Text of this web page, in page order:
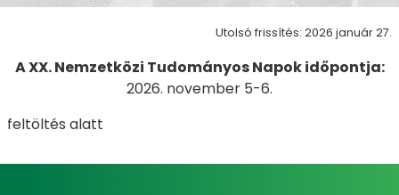
Utolsó frissítés: 2026 január 27.
A XX. Nemzetközi Tudományos Napok időpontja:
2026. november 5-6.
feltöltés alatt